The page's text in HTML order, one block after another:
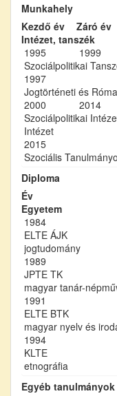
Munkahely
Kezdő év
Záró év
Intézet, tanszék
1995
1999
Szociálpolitikai
1997
Jogtörténeti és
2000
2014
Szociálpolitikai
Intézet
2015
Szociális
Diploma
Év
Egyetem
1984
ELTE ÁJK
jogtudomány
1989
JPTE TK
magyar tanár-
1991
ELTE BTK
magyar nyelv és
1994
KLTE
etnográfia
Egyéb tanulmányok